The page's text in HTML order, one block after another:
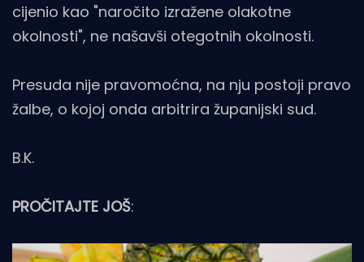
cijenio kao "naročito izražene olakotne
okolnosti", ne našavši otegotnih okolnosti.
Presuda nije pravomoćna, na nju postoji pravo
žalbe, o kojoj onda arbitrira županijski sud.
B.K.
PROČITAJTE JOŠ: